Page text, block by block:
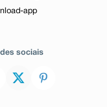
sociais